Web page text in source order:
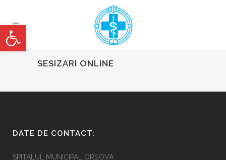
Deschide bara de unelte
SESIZARI ONLINE
DATE DE CONTACT:
SPITALUL MUNICIPAL ORȘOVA